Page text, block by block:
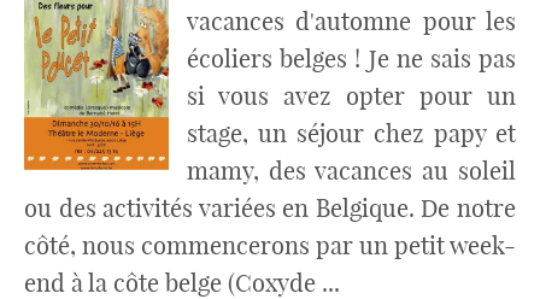
vacances d'automne pour les
écoliers belges ! Je ne sais pas
si vous avez opter pour un
stage, un séjour chez papy et
mamy, des vacances au soleil
ou des activités variées en Belgique. De notre
côté, nous commencerons par un petit week-
end à la côte belge (Coxyde ...